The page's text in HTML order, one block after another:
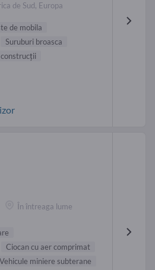
de Sud, Europa
de mobila
Suruburi broasca
În întreaga lume
Ciocan cu aer comprimat
Vehicule miniere subterane